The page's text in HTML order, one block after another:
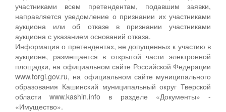
участниками всем претендентам, подавшим заявки,
направляется уведомление о признании их участниками
аукциона или об отказе в признании участниками
аукциона с указанием оснований отказа.
Информация о претендентах, не допущенных к участию в
аукционе, размещается в открытой части электронной
площадки, на официальном сайте Российской Федерации
www.torgi.gov.ru, на официальном сайте муниципального
образования Кашинский муниципальный округ Тверской
области www.kashin.info в разделе «Документы» -
«Имущество».